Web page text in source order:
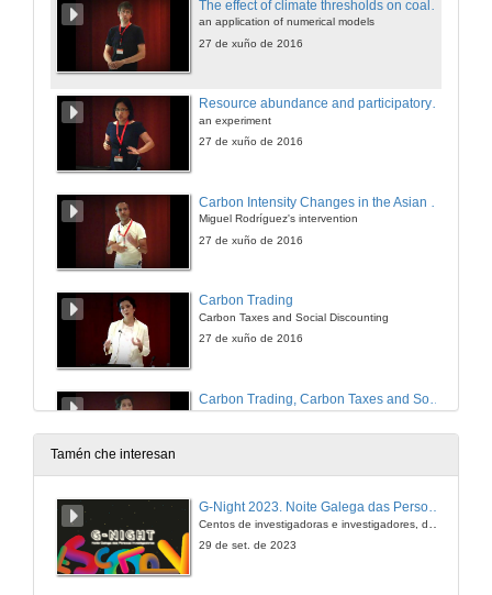
an application of numerical models
27 de xuño de 2016
Resource abundance and participatory governance in the commons
an experiment
27 de xuño de 2016
Miguel Rodríguez's intervention
27 de xuño de 2016
Carbon Trading
Carbon Taxes and Social Discounting
27 de xuño de 2016
20 de xul. de 2016
Assia Elgouacem's intervention
Tamén che interesan
G-Night 2023. Noite Galega das Persoas Investigadoras. Conciencias creativas
29 de set. de 2023